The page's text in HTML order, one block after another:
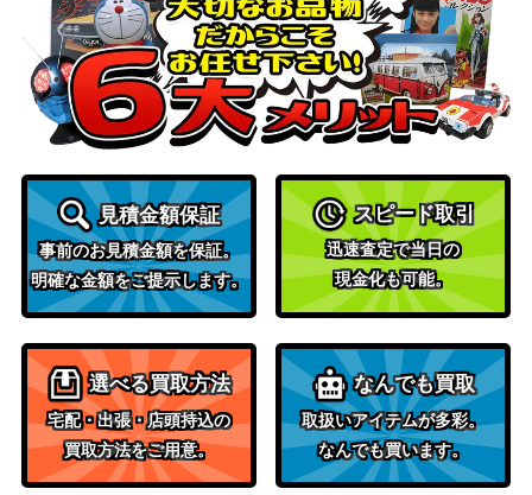
アーロン（R/パラレル）【OP06-
023】
（ONE PIECE
CARD THE
BEST）
150
ベガパンク（L/パラレル/箔押
し）【OP07-097】
バンダイ
（Anime 25th
2,400
モンキー・D・ルフィ（SP）【O
P09-119】
バンダイ
（新たなる皇帝）
30,000
シャーロット・クラッカー（SR/
バンダイ
（ONE PIECE
BEST）
200
ヤマト（SR/パラレル）【OP04-
112】
バンダイ
（ONE PIECE
CARD THE
BEST）
2,000
見積金額保証
事前のお見積金額を保証。
明確な金額をご提示します。
スピード取引
迅速査定で当日の
現金化も可能。
選べる買取方法
宅配・出張・店頭持込の
買取方法をご用意。
なんでも買取
取扱いアイテムが多彩。
なんでも買います。